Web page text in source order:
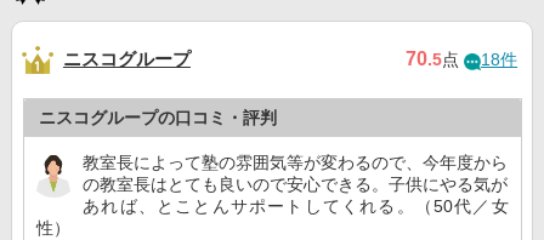
ニスコグループ 70.5点 18件
ニスコグループの口コミ・評判
教室長によって塾の雰囲気等が変わるので、今年度から
の教室長はとても良いので安心できる。子供にやる気が
あれば、とことんサポートしてくれる。（50代／女
性）